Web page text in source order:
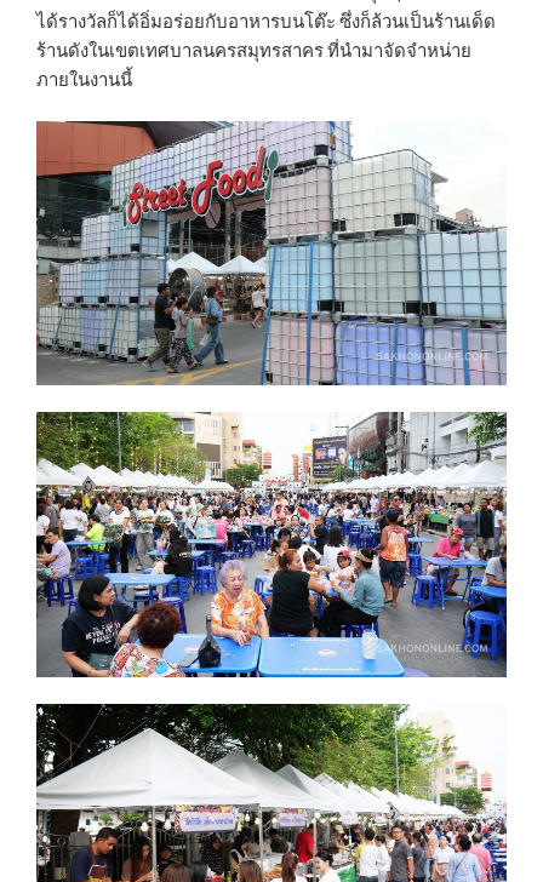
ได้รางวัลก็ได้อิ่มอร่อยกับอาหารบนโต๊ะ ซึ่งก็ล้วนเป็นร้านเด็ด
ร้านดังในเขตเทศบาลนครสมุทรสาคร ที่นำมาจัดจำหน่าย
ภายในงานนี้